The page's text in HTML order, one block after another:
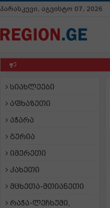
პარასკევი, აგვისტო 07, 2026
სიახლეები
აფხაზეთი
აჭარა
გურია
იმერეთი
კახეთი
მცხეთა-მთიანეთი
რაჭა-ლეჩხუმი,